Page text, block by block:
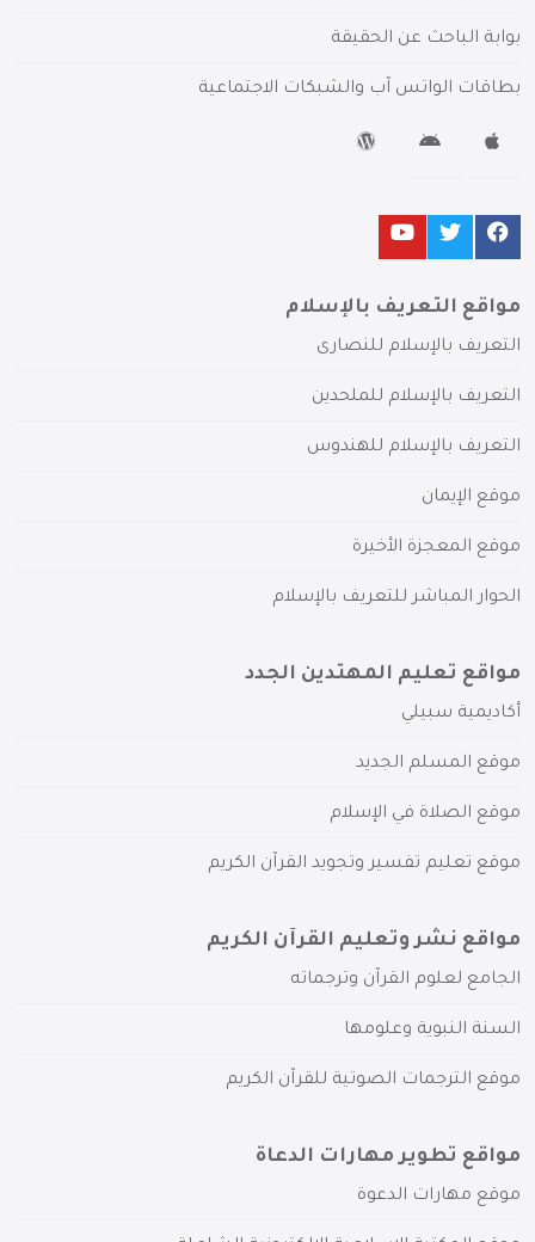
بوابة الباحث عن الحقيقة
بطاقات الواتس آب والشبكات الاجتماعية
مواقع التعريف بالإسلام
التعريف بالإسلام للنصارى
التعريف بالإسلام للملحدين
التعريف بالإسلام للهندوس
موقع الإيمان
موقع المعجزة الأخيرة
الحوار المباشر للتعريف بالإسلام
مواقع تعليم المهتدين الجدد
أكاديمية سبيلي
موقع المسلم الجديد
موقع الصلاة في الإسلام
موقع تعليم تفسير وتجويد القرآن الكريم
مواقع نشر وتعليم القرآن الكريم
الجامع لعلوم القرآن وترجماته
السنة النبوية وعلومها
موقع الترجمات الصوتية للقرآن الكريم
مواقع تطوير مهارات الدعاة
موقع مهارات الدعوة